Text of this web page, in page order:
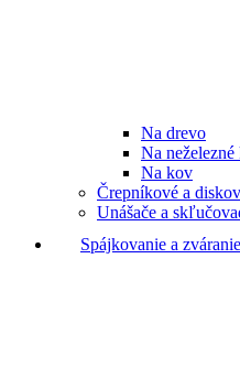
Na drevo
Na
Na kov
Črepníkové a
Unášače a
Spájkovanie a zváranie